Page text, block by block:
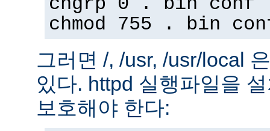
chmod 755 . bin
그러면 /, /usr, /usr/local
있다. httpd 실행파일을
보호해야 한다: